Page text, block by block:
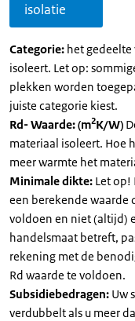
isolatie
Categorie: het
isoleert. Let op:
plekken worden
juiste categorie kiest.
Rd- Waarde: (m2K/W)
materiaal isoleert. Hoe
meer warmte het
Minimale dikte: Let
een berekende waarde
voldoen en niet (altijd)
handelsmaat betreft,
rekening met de
Rd waarde te voldoen.
Subsidiebedragen: Uw
verdubbelt als u meer